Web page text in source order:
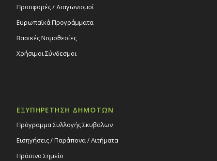
Προσφορές / Διαγωνισμοί
Ευρωπαϊκά Προγράμματα
Βασικές Νομοθεσίες
Χρήσιμοι Σύνδεσμοι
ΕΞΥΠΗΡΕΤΗΣΗ ΔΗΜΟΤΩΝ
Πρόγραμμα Συλλογής Σκυβάλων
Εισηγήσεις / Παράπονα / Αιτήματα
Πράσινο Σημείο